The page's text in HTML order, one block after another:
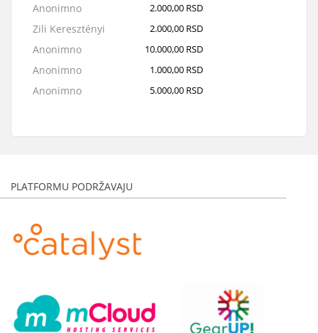
Anonimno 2.000,00 RSD
Zili Keresztényi 2.000,00 RSD
Anonimno 10.000,00 RSD
Anonimno 1.000,00 RSD
Anonimno 5.000,00 RSD
Stevan Terzić
Andor Dér
Milan Radonjić
Anonimno
PLATFORMU PODRŽAVAJU